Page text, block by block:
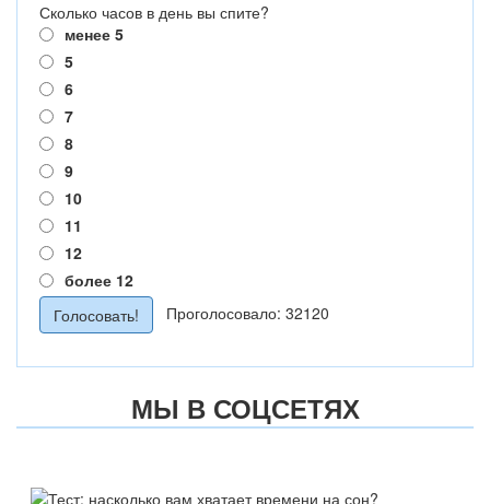
Сколько часов в день вы спите?
менее 5
5
6
7
8
9
10
11
12
более 12
Проголосовало: 32120
МЫ В СОЦСЕТЯХ